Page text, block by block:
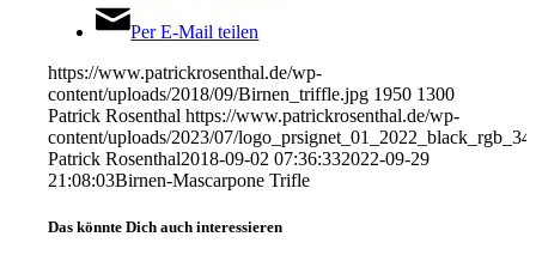
Per E-Mail teilen
https://www.patrickrosenthal.de/wp-
content/uploads/2018/09/Birnen_triffle.jpg 1950 1300
Patrick Rosenthal https://www.patrickrosenthal.de/wp-
content/uploads/2023/07/
Patrick Rosenthal2018-09-02 07:36:332022-09-29
21:08:03Birnen-Mascarpone Trifle
Das könnte Dich auch interessieren